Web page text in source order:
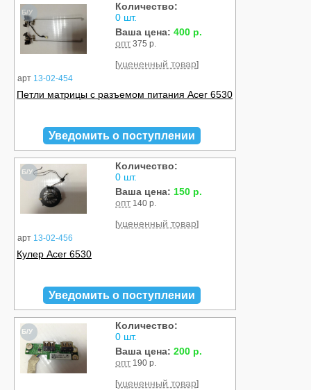
Б/У
арт 13-02-454
Количество:
0 шт.
Ваша цена: 400 р.
опт 375 р.
[уцененный товар]
Петли матрицы с разъемом питания Acer 6530
Уведомить о поступлении
Б/У
арт 13-02-456
Количество:
0 шт.
Ваша цена: 150 р.
опт 140 р.
[уцененный товар]
Кулер Acer 6530
Уведомить о поступлении
Б/У
Количество:
0 шт.
Ваша цена: 200 р.
опт 190 р.
[уцененный товар]